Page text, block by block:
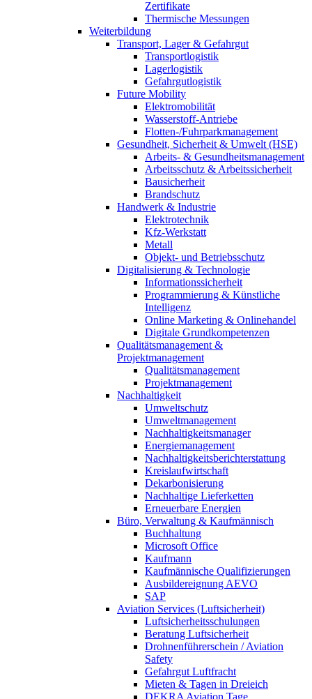
Zertifikate
Thermische Messungen
Weiterbildung
Transport, Lager & Gefahrgut
Transportlogistik
Lagerlogistik
Gefahrgutlogistik
Future Mobility
Elektromobilität
Wasserstoff-Antriebe
Flotten-/Fuhrparkmanagement
Gesundheit, Sicherheit & Umwelt (HSE)
Arbeits- & Gesundheitsmanagement
Arbeitsschutz & Arbeitssicherheit
Bausicherheit
Brandschutz
Handwerk & Industrie
Elektrotechnik
Kfz-Werkstatt
Metall
Objekt- und Betriebsschutz
Digitalisierung & Technologie
Informationssicherheit
Programmierung & Künstliche
Intelligenz
Online Marketing & Onlinehandel
Digitale Grundkompetenzen
Qualitätsmanagement &
Projektmanagement
Qualitätsmanagement
Projektmanagement
Nachhaltigkeit
Umweltschutz
Umweltmanagement
Nachhaltigkeitsmanager
Energiemanagement
Nachhaltigkeitsberichterstattung
Kreislaufwirtschaft
Dekarbonisierung
Nachhaltige Lieferketten
Erneuerbare Energien
Büro, Verwaltung & Kaufmännisch
Buchhaltung
Microsoft Office
Kaufmann
Kaufmännische Qualifizierungen
Ausbildereignung AEVO
SAP
Aviation Services (Luftsicherheit)
Luftsicherheitsschulungen
Beratung Luftsicherheit
Drohnenführerschein / Aviation
Safety
Gefahrgut Luftfracht
Mieten & Tagen in Dreieich
DEKRA Aviation Tage